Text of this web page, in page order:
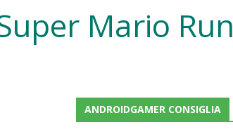
Mario Run
ANDROIDGAMER CONSIGLIA